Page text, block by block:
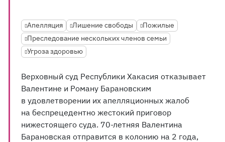
Апелляция Лишение свободы
Пожилые
Преследование нескольких членов семьи
Угроза здоровью
Верховный суд Республики Хакасия отказывает
Валентине и Роману Барановским
в удовлетворении их апелляционных жалоб
на беспрецедентно жестокий приговор
нижестоящего суда. 70-летняя Валентина
Барановская отправится в колонию на 2 года,